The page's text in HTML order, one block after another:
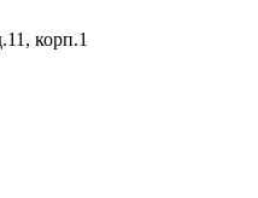
корп.1